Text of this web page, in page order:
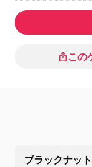
ヤー2名
レーティング
この
ブラックナッ